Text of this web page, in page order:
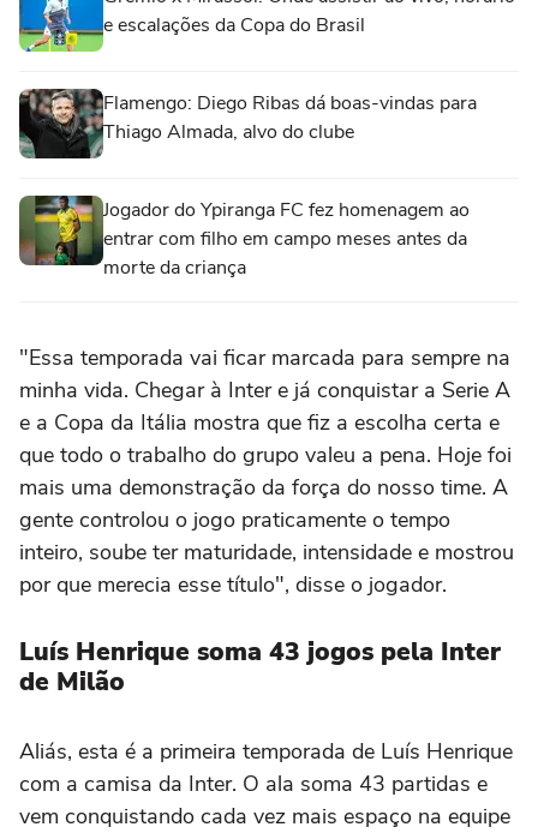
e escalações da Copa do Brasil
Flamengo: Diego Ribas dá boas-vindas para
Thiago Almada, alvo do clube
Jogador do Ypiranga FC fez homenagem ao
entrar com filho em campo meses antes da
morte da criança
"Essa temporada vai ficar marcada para sempre na
minha vida. Chegar à Inter e já conquistar a Serie A
e a Copa da Itália mostra que fiz a escolha certa e
que todo o trabalho do grupo valeu a pena. Hoje foi
mais uma demonstração da força do nosso time. A
gente controlou o jogo praticamente o tempo
inteiro, soube ter maturidade, intensidade e mostrou
por que merecia esse título", disse o jogador.
Luís Henrique soma 43 jogos pela Inter
de Milão
Aliás, esta é a primeira temporada de Luís Henrique
com a camisa da Inter. O ala soma 43 partidas e
vem conquistando cada vez mais espaço na equipe